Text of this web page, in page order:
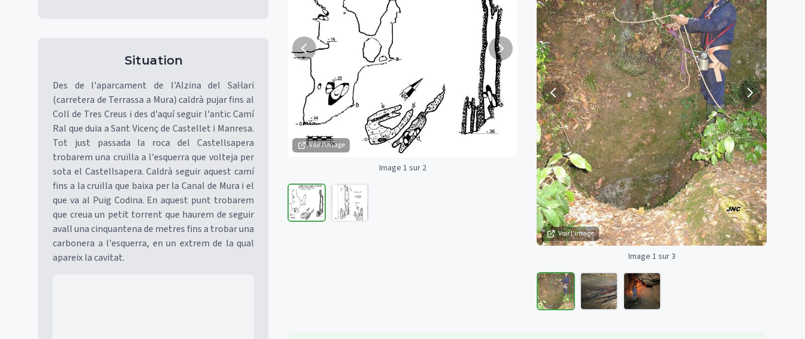
Situation
Des de l'aparcament de l'Alzina del Sal·lari
(carretera de Terrassa a Mura) caldrà pujar fins al
Coll de Tres Creus i des d'aquí seguir l'antic Camí
Ral que duia a Sant Vicenç de Castellet i Manresa.
Tot just passada la roca del Castellsapera
trobarem una cruïlla a l'esquerra que volteja per
sota el Castellsapera. Caldrà seguir aquest camí
fins a la cruïlla que baixa per la Canal de Mura i el
que va al Puig Codina. En aquest punt trobarem
que creua un petit torrent que haurem de seguir
avall una cinquantena de metres fins a trobar una
carbonera a l'esquerra, en un extrem de la qual
apareix la cavitat.
Voir l'image
Image 1 sur 2
Voir l'image
Image 1 sur 3